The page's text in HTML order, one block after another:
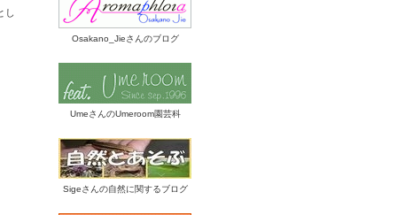
し
Osakano_Jieさんのブログ
UmeさんのUmeroom園芸科
Sigeさんの自然に関するブログ